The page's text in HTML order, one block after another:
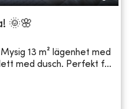
🌞🌸
13 m² lägenhet med
med dusch. Perfekt f...